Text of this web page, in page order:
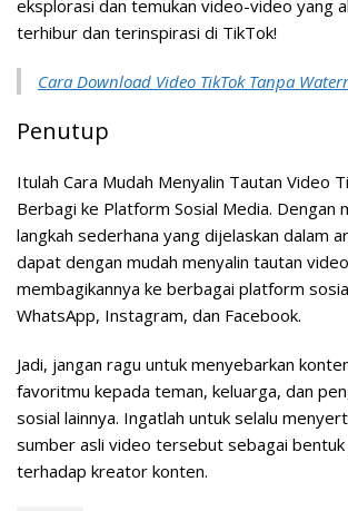
eksplorasi dan temukan video-video yang
terhibur dan terinspirasi di TikTok!
Cara Download Video TikTok Tanpa
Penutup
Itulah Cara Mudah Menyalin Tautan Video
Berbagi ke Platform Sosial Media. Dengan
langkah sederhana yang dijelaskan dalam
dapat dengan mudah menyalin tautan
membagikannya ke berbagai platform
WhatsApp, Instagram, dan Facebook.
Jadi, jangan ragu untuk menyebarkan
favoritmu kepada teman, keluarga, dan
sosial lainnya. Ingatlah untuk selalu
sumber asli video tersebut sebagai bentuk
terhadap kreator konten.